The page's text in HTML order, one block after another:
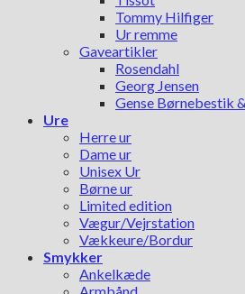
Tommy Hilfiger
Ur remme
Gaveartikler
Rosendahl
Georg Jensen
Gense Børnebestik
Ure
Herre ur
Dame ur
Unisex Ur
Børne ur
Limited edition
Vægur/Vejrstation
Vækkeure/Bordur
Smykker
Ankelkæde